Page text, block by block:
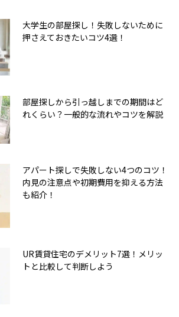
大学生の部屋探し！失敗しないために
押さえておきたいコツ4選！
部屋探しから引っ越しまでの期間はど
れくらい？一般的な流れやコツを解説
アパート探しで失敗しない4つのコツ！
内見の注意点や初期費用を抑える方法
も紹介！
UR賃貸住宅のデメリット7選！メリッ
トと比較して判断しよう